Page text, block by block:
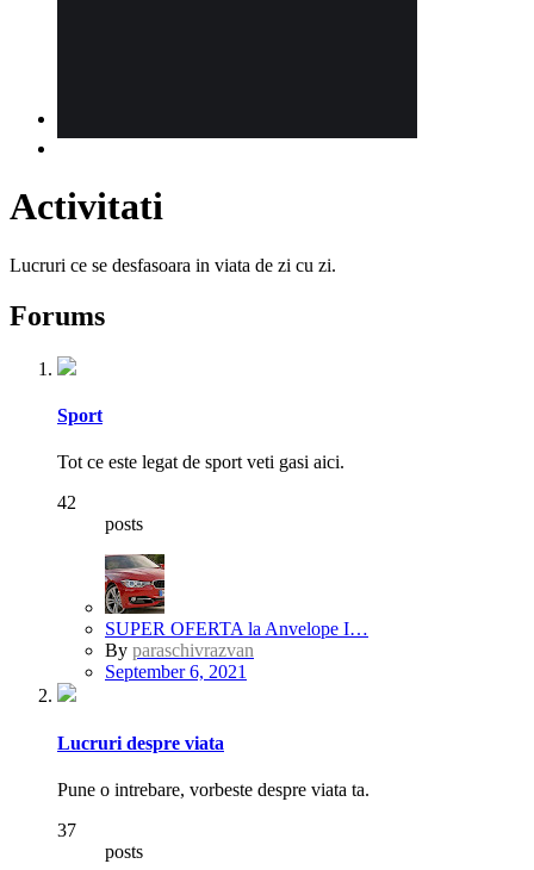
Activitati
Lucruri ce se desfasoara in viata de zi cu zi.
Forums
Sport
Tot ce este legat de sport veti gasi aici.
42
posts
SUPER OFERTA la Anvelope I…
By paraschivrazvan
September 6, 2021
Lucruri despre viata
Pune o intrebare, vorbeste despre viata ta.
37
posts